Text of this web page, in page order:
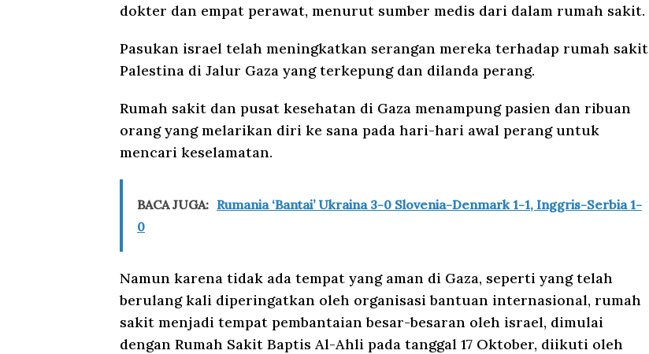
dokter dan empat perawat, menurut sumber medis dari dalam rumah sakit.
Pasukan israel telah meningkatkan serangan mereka terhadap rumah sakit
Palestina di Jalur Gaza yang terkepung dan dilanda perang.
Rumah sakit dan pusat kesehatan di Gaza menampung pasien dan ribuan
orang yang melarikan diri ke sana pada hari-hari awal perang untuk
mencari keselamatan.
BACA JUGA: Rumania ‘Bantai’ Ukraina 3-0 Slovenia-Denmark 1-1, Inggris-Serbia 1-
0
Namun karena tidak ada tempat yang aman di Gaza, seperti yang telah
berulang kali diperingatkan oleh organisasi bantuan internasional, rumah
sakit menjadi tempat pembantaian besar-besaran oleh israel, dimulai
dengan Rumah Sakit Baptis Al-Ahli pada tanggal 17 Oktober, diikuti oleh